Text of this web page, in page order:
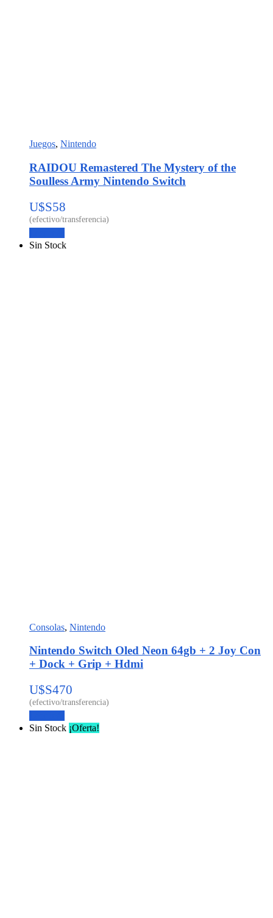
Juegos, Nintendo
RAIDOU Remastered The Mystery of the
Soulless Army Nintendo Switch
U$S58
Sin Stock
Consolas, Nintendo
Nintendo Switch Oled Neon 64gb + 2 Joy Con
+ Dock + Grip + Hdmi
U$S470
Sin Stock ¡Oferta!